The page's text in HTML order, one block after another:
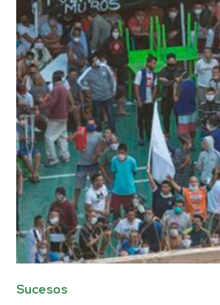
Sucesos